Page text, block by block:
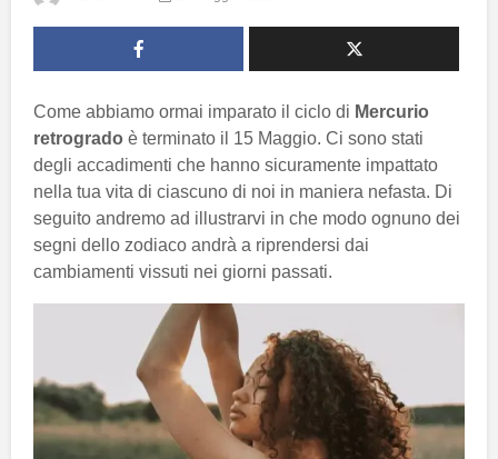
Come abbiamo ormai imparato il ciclo di Mercurio
retrogrado è terminato il 15 Maggio. Ci sono stati
degli accadimenti che hanno sicuramente impattato
nella tua vita di ciascuno di noi in maniera nefasta. Di
seguito andremo ad illustrarvi in che modo ognuno dei
segni dello zodiaco andrà a riprendersi dai
cambiamenti vissuti nei giorni passati.